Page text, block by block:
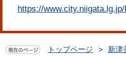
https://
トップページ 新津